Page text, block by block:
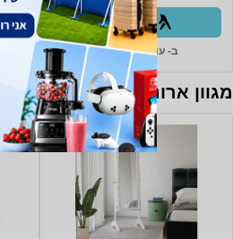
קנו עכשיו
ב- עולם החשמל+
מגוון ארונות, שידות וכונניות